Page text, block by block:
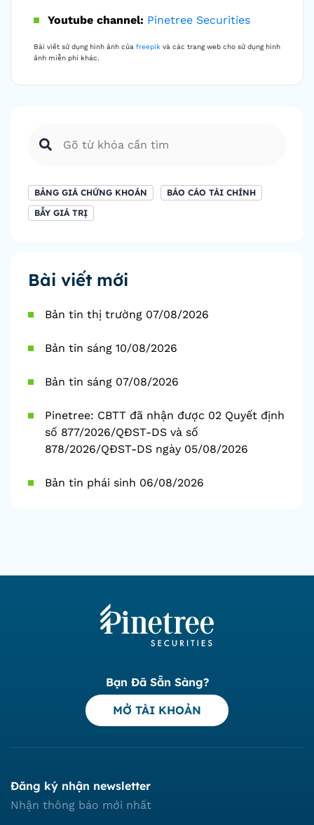
Youtube channel: Pinetree Securities
Bài viết sử dụng hình ảnh của freepik và các trang web cho sử dụng hình
ảnh miễn phí khác.
BẢNG GIÁ CHỨNG KHOÁN
BÁO CÁO TÀI CHÍNH
BẪY GIÁ TRỊ
Bài viết mới
Bản tin thị trường 07/08/2026
Bản tin sáng 10/08/2026
Bản tin sáng 07/08/2026
Pinetree: CBTT đã nhận được 02 Quyết định
số 877/2026/QĐST-DS và số
878/2026/QĐST-DS ngày 05/08/2026
Bản tin phái sinh 06/08/2026
Bạn Đã Sẵn Sàng?
MỞ TÀI KHOẢN
Đăng ký nhận newsletter
Nhận thông báo mới nhất